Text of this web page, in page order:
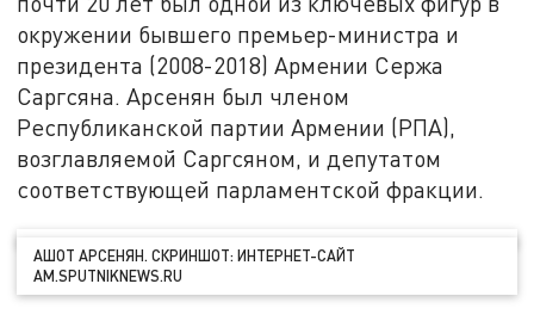
окружении бывшего премьер-министра и
президента (2008-2018) Армении Сержа
Саргсяна. Арсенян был членом
Республиканской партии Армении (РПА),
возглавляемой Саргсяном, и депутатом
соответствующей парламентской фракции.
АШОТ АРСЕНЯН. СКРИНШОТ: ИНТЕРНЕТ-САЙТ
AM.SPUTNIKNEWS.RU